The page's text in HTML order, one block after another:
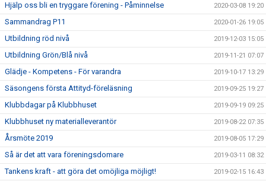
Hjälp oss bli en tryggare förening - Påminnelse 2020-03-08 19:20
Sammandrag P11 2020-01-26 19:05
Utbildning röd nivå 2019-12-03 15:05
Utbildning Grön/Blå nivå 2019-11-21 07:07
Glädje - Kompetens - För varandra 2019-10-17 13:29
Säsongens första Attityd-föreläsning 2019-09-25 19:27
Klubbdagar på Klubbhuset 2019-09-19 09:25
Klubbhuset ny materialleverantör 2019-08-22 07:35
Årsmöte 2019 2019-08-05 17:29
Så är det att vara föreningsdomare 2019-03-11 08:32
Tankens kraft - att göra det omöjliga möjligt! 2019-02-15 16:43